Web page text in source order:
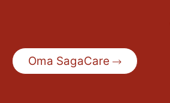
Oma SagaCare